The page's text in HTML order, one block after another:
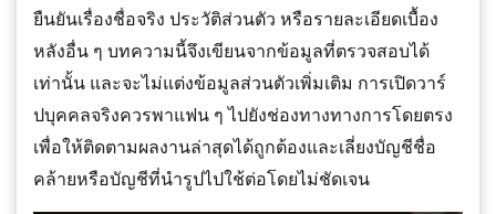
ยืนยันเรื่องชื่อจริง ประวัติส่วนตัว หรือรายละเอียดเบื้อง
หลังอื่น ๆ บทความนี้จึงเขียนจากข้อมูลที่ตรวจสอบได้
เท่านั้น และจะไม่แต่งข้อมูลส่วนตัวเพิ่มเติม การเปิดวาร์
ปบุคคลจริงควรพาแฟน ๆ ไปยังช่องทางทางการโดยตรง
เพื่อให้ติดตามผลงานล่าสุดได้ถูกต้องและเลี่ยงบัญชีชื่อ
คล้ายหรือบัญชีที่นำรูปไปใช้ต่อโดยไม่ชัดเจน